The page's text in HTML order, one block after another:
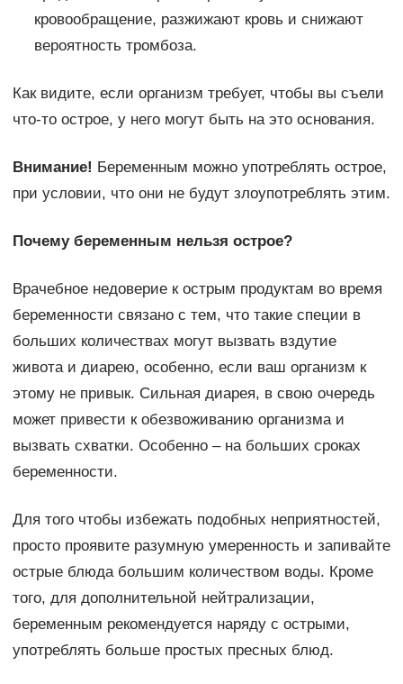
кровообращение, разжижают кровь и снижают
вероятность тромбоза.
Как видите, если организм требует, чтобы вы съели
что-то острое, у него могут быть на это основания.
Внимание! Беременным можно употреблять острое,
при условии, что они не будут злоупотреблять этим.
Почему беременным нельзя острое?
Врачебное недоверие к острым продуктам во время
беременности связано с тем, что такие специи в
больших количествах могут вызвать вздутие
живота и диарею, особенно, если ваш организм к
этому не привык. Сильная диарея, в свою очередь
может привести к обезвоживанию организма и
вызвать схватки. Особенно – на больших сроках
беременности.
Для того чтобы избежать подобных неприятностей,
просто проявите разумную умеренность и запивайте
острые блюда большим количеством воды. Кроме
того, для дополнительной нейтрализации,
беременным рекомендуется наряду с острыми,
употреблять больше простых пресных блюд.